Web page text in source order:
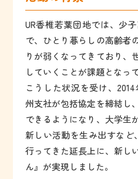
UR香椎若葉団地では、少
で、ひとり暮らしの高齢者
りが弱くなってきており、
していくことが課題となっ
こうした状況を受け、
州支社が包括協定を締結し
できるようになり、大学生
新しい活動を生み出すな
行ってきた延長上に、新し
ん』が実現しました。